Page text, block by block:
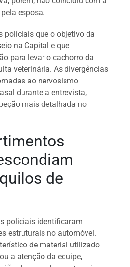
esposa.
policiais que o objetivo da
na Capital e que
para levar o cachorro da
veterinária. As divergências
ao nervosismo
durante a entrevista,
mais detalhada no
de
policiais identificaram
estruturais no automóvel.
de material utilizado
a atenção da equipe,